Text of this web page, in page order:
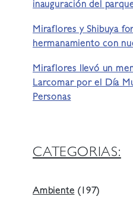
inauguración del
Miraflores y Shibuya
hermanamiento con
Miraflores llevó un
Larcomar por el Día
Personas
CATEGORIAS:
Ambiente(197)